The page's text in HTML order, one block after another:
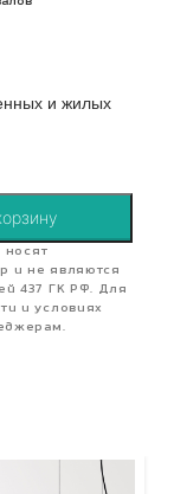
и жилых
носят
и не являются
437 ГК РФ. Для
и условиях